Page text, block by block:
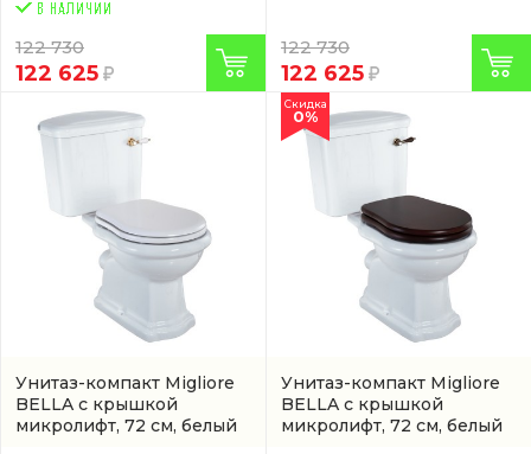
122 730
122 625
122 730
122 625
Унитаз-компакт Migliore
BELLA с крышкой
микролифт, 72 см, белый
Унитаз-компакт Migliore
BELLA с крышкой
микролифт, 72 см, белый
Скидка
0%